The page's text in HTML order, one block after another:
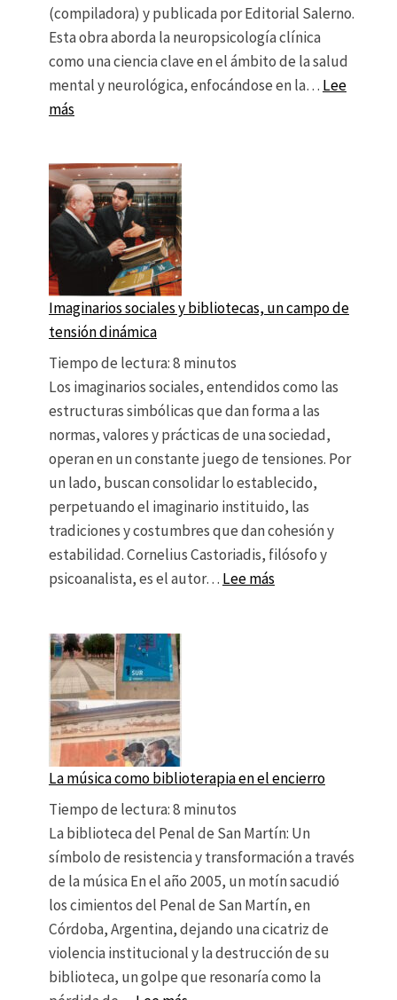
(compiladora) y publicada por Editorial Salerno.
Esta obra aborda la neuropsicología clínica
como una ciencia clave en el ámbito de la salud
mental y neurológica, enfocándose en la… Lee
más: Casos Clínicos: Neuropsicología Integral
Imaginarios sociales y bibliotecas, un campo de
tensión dinámica
Tiempo de lectura:8 minutos
Los imaginarios sociales, entendidos como las
estructuras simbólicas que dan forma a las
normas, valores y prácticas de una sociedad,
operan en un constante juego de tensiones. Por
un lado, buscan consolidar lo establecido,
perpetuando el imaginario instituido, las
tradiciones y costumbres que dan cohesión y
estabilidad. Cornelius Castoriadis, filósofo y
psicoanalista, es el autor… Lee más: Imaginarios
La música como biblioterapia en el encierro
Tiempo de lectura:8 minutos
La biblioteca del Penal de San Martín: Un
símbolo de resistencia y transformación a través
de la música En el año 2005, un motín sacudió
los cimientos del Penal de San Martín, en
Córdoba, Argentina, dejando una cicatriz de
violencia institucional y la destrucción de su
biblioteca, un golpe que resonaría como la